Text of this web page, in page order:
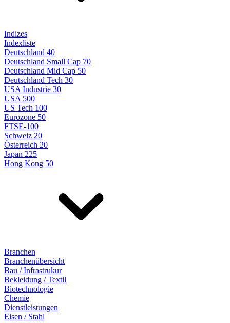
Indizes
Indexliste
Deutschland 40
Deutschland Small Cap 70
Deutschland Mid Cap 50
Deutschland Tech 30
USA Industrie 30
USA 500
US Tech 100
Eurozone 50
FTSE-100
Schweiz 20
Österreich 20
Japan 225
Hong Kong 50
Branchen
Branchenübersicht
Bau / Infrastrukur
Bekleidung / Textil
Biotechnologie
Chemie
Dienstleistungen
Eisen / Stahl